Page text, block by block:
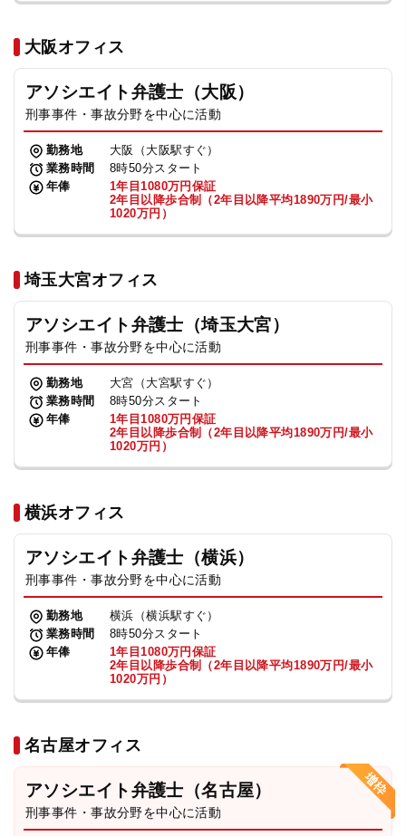
大阪オフィス
アソシエイト弁護士（大阪）
刑事事件・事故分野を中心に活動
勤務地
大阪（大阪駅すぐ）
業務時間
8時50分スタート
年俸
1年目1080万円保証
2年目以降歩合制（2年目以降平均1890万円/最小
1020万円）
埼玉大宮オフィス
アソシエイト弁護士（埼玉大宮）
刑事事件・事故分野を中心に活動
勤務地
大宮（大宮駅すぐ）
業務時間
8時50分スタート
年俸
1年目1080万円保証
2年目以降歩合制（2年目以降平均1890万円/最小
1020万円）
横浜オフィス
アソシエイト弁護士（横浜）
刑事事件・事故分野を中心に活動
勤務地
横浜（横浜駅すぐ）
業務時間
8時50分スタート
年俸
1年目1080万円保証
2年目以降歩合制（2年目以降平均1890万円/最小
1020万円）
名古屋オフィス
アソシエイト弁護士（名古屋）
刑事事件・事故分野を中心に活動
法人グループ
プライバシーポリシー 利用規約
TikTok受賞 定義集 動画集